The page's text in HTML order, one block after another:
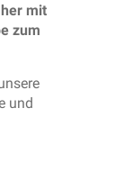
mit
zum
und